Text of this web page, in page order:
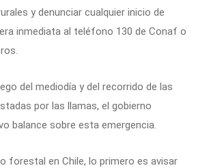
y denunciar cualquier inicio de
inmediata al teléfono 130 de Conaf o
del mediodía y del recorrido de las
por las llamas, el gobierno
balance sobre esta emergencia.
forestal en Chile, lo primero es avisar